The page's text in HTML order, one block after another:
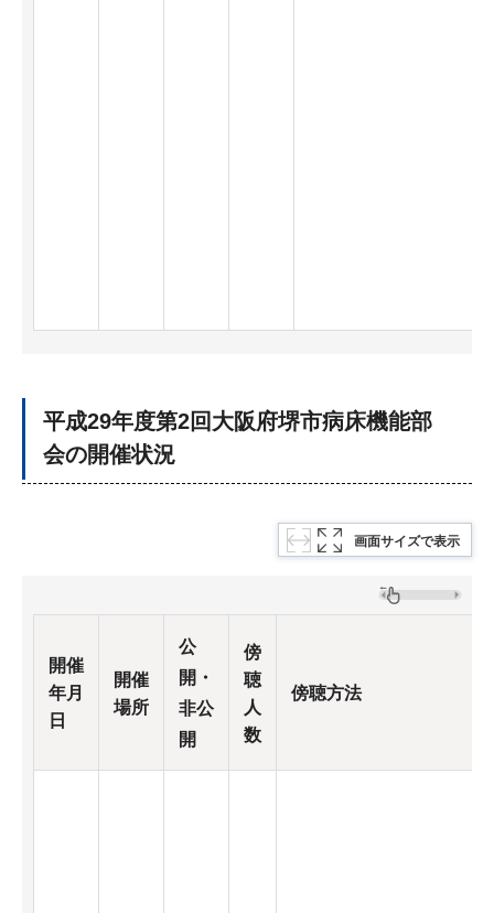
平成29年度第2回大阪府堺市病床機能部
会の開催状況
画面サイズで表示
開催
年月
日
開催
場所
公
開・
非公
開
傍
聴
人
数
傍聴方法